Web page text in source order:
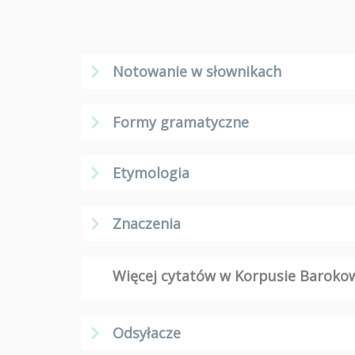
Notowanie w słownikach
Formy gramatyczne
Etymologia
Znaczenia
Więcej cytatów w Korpusie
Odsyłacze